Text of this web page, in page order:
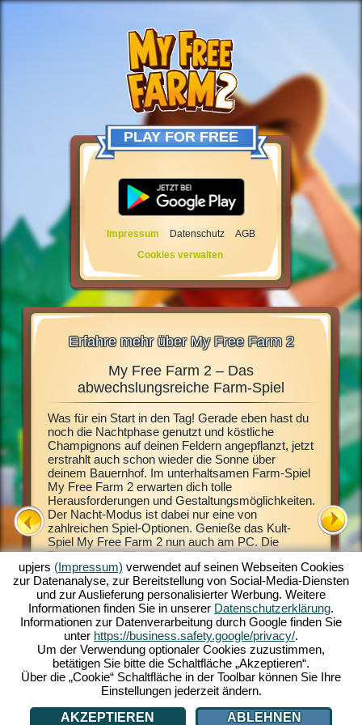
PLAY FOR FREE
Impressum Datenschutz
AGB
Cookies verwalten
Erfahre mehr über My Free Farm 2
es
nun
My Free Farm 2 – Das
abwechslungsreiche Farm-Spiel
Was für ein Start in den Tag! Gerade eben hast du
noch die Nachtphase genutzt und köstliche
Champignons auf deinen Feldern angepflanzt, jetzt
erstrahlt auch schon wieder die Sonne über
deinem Bauernhof. Im unterhaltsamen Farm-Spiel
My Free Farm 2 erwarten dich tolle
Herausforderungen und Gestaltungsmöglichkeiten.
Der Nacht-Modus ist dabei nur eine von
zahlreichen Spiel-Optionen. Genieße das Kult-
Spiel My Free Farm 2 nun auch am PC. Die
Browsergame-Version bietet dir ein
herausragendes Farm-Spiel-Erlebnis. Halte und
züchte Tiere, bewirtschafte deine Felder, hol die
Ernte ein und stelle leckere Waren für deine
Kunden her. Registriere dich gratis und spiel mit!
auch
die
Kunden
dich in
upjers (Impressum) verwendet auf seinen Webseiten Cookies
zur Datenanalyse, zur Bereitstellung von Social-Media-Diensten
und zur Auslieferung personalisierter Werbung. Weitere
Informationen finden Sie in unserer Datenschutzerklärung.
Informationen zur Datenverarbeitung durch Google finden Sie
unter https://business.safety.google/privacy/.
Um der Verwendung optionaler Cookies zuzustimmen,
betätigen Sie bitte die Schaltfläche „Akzeptieren“.
Über die „Cookie“ Schaltfläche in der Toolbar können Sie Ihre
Einstellungen jederzeit ändern.
AKZEPTIEREN
ABLEHNEN